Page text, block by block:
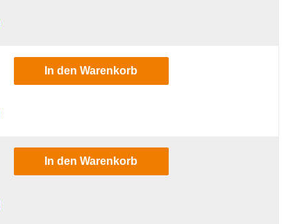
In den Warenkorb
In den Warenkorb